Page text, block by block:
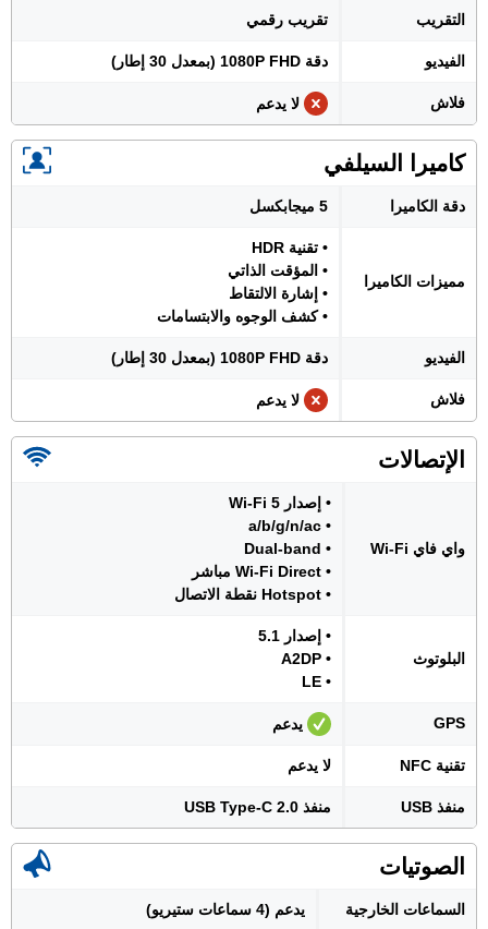
التقريب تقريب رقمي
الفيديو دقة 1080P FHD (بمعدل 30 إطار)
فلاش لا يدعم
كاميرا السيلفي
دقة الكاميرا 5 ميجابكسل
مميزات الكاميرا
• تقنية HDR
• المؤقت الذاتي
• إشارة الالتقاط
• كشف الوجوه والابتسامات
الفيديو دقة 1080P FHD (بمعدل 30 إطار)
فلاش لا يدعم
الإتصالات
واي فاي Wi-Fi
• إصدار Wi-Fi 5
• a/b/g/n/ac
• Dual-band
• Wi-Fi Direct مباشر
• Hotspot نقطة الاتصال
البلوتوث
• إصدار 5.1
• A2DP
• LE
GPS يدعم
تقنية NFC لا يدعم
منفذ USB منفذ USB Type-C 2.0
الصوتيات
السماعات الخارجية يدعم (4 سماعات ستيريو)